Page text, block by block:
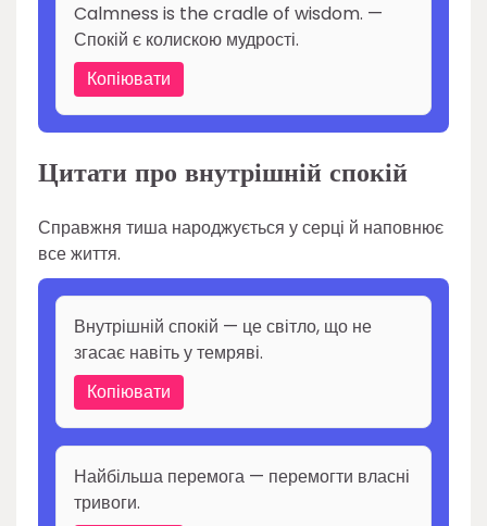
Calmness is the cradle of wisdom. —
Спокій є колискою мудрості.
Копіювати
Цитати про внутрішній спокій
Справжня тиша народжується у серці й наповнює
все життя.
Внутрішній спокій — це світло, що не
згасає навіть у темряві.
Копіювати
Найбільша перемога — перемогти власні
тривоги.